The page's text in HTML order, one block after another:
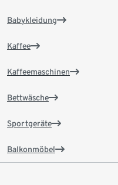
Babykleidung
Kaffee
Kaffeemaschinen
Bettwäsche
Sportgeräte
Balkonmöbel